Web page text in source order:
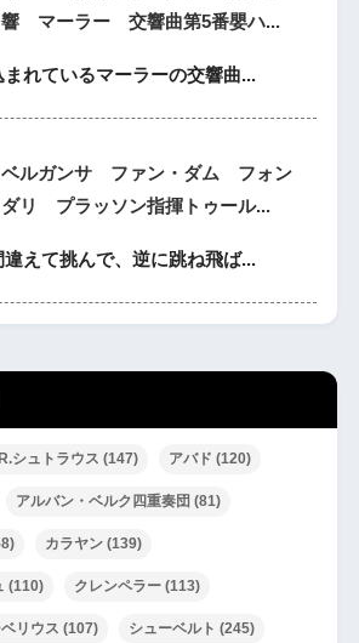
響 マーラー 交響曲第5番嬰ハ...
れているマーラーの交響曲...
ベルガンサ ファン・ダム フォン
ダリ プラッソン指揮トゥール...
えて挑んで、逆に跳ね飛ば...
シュトラウス (147) アバド (120)
アルバン・ベルク四重奏団 (81)
カラヤン(139)
(110) クレンペラー(113)
リウス (107) シューベルト (245)